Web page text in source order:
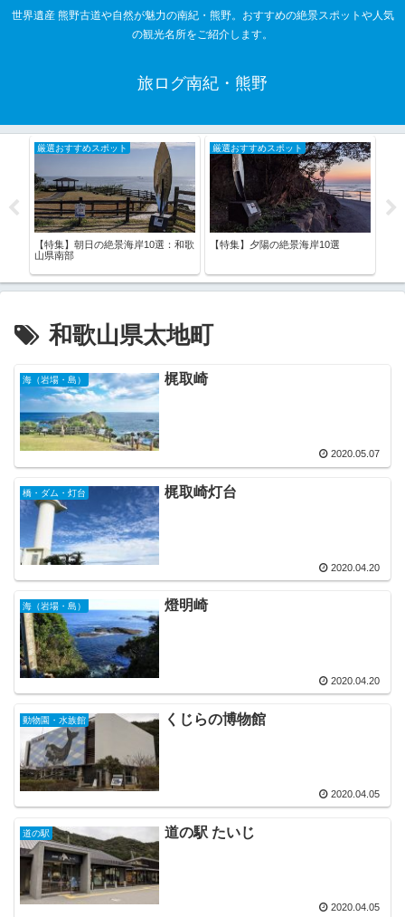
世界遺産 熊野古道や自然が魅力の南紀・熊野。おすすめの絶景スポットや人気
の観光名所をご紹介します。
旅ログ南紀・熊野
厳選おすすめスポット
【特集】朝日の絶景海岸10選：和歌
山県南部
厳選おすすめスポット
【特集】夕陽の絶景海岸10選
和歌山県太地町
海（岩場・島） 梶取崎
2020.05.07
橋・ダム・灯台 梶取崎灯台
2020.04.20
海（岩場・島） 燈明崎
2020.04.20
動物園・水族館 くじらの博物館
2020.04.05
道の駅 道の駅 たいじ
2020.04.05